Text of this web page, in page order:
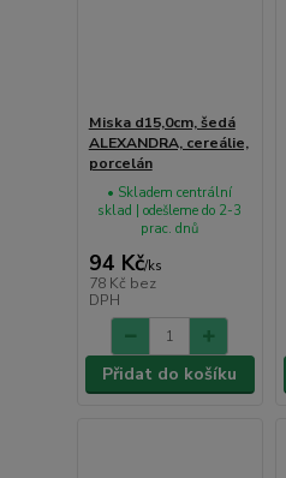
Miska d15,0cm, šedá
ALEXANDRA, cereálie,
porcelán
94 Kč/ks
78 Kč bez
DPH
• Skladem centrální
sklad | odešleme do 2-3
prac. dnů
Přidat do košíku